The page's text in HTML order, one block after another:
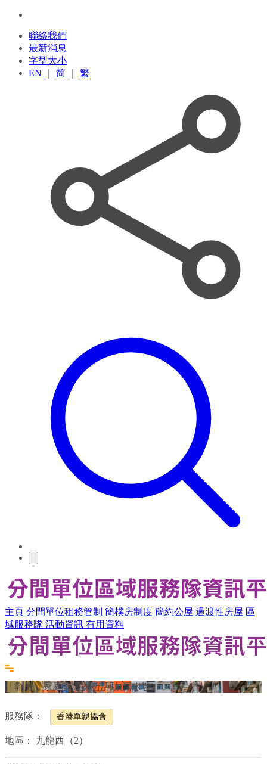
聯絡我們
最新消息
字型大小
EN
简 繁
主頁 分間單位租務管制 簡樸房制度 簡約公屋 過渡性房屋 區
域服務隊 活動資訊 有用資料
「劏房」家庭關懷探訪活動(深水埗)
服務隊： 香港單親協會
地區： 九龍西（2）